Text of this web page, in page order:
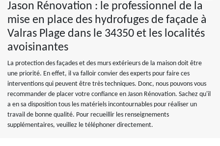
Jason Rénovation : le professionnel de la
mise en place des hydrofuges de façade à
Valras Plage dans le 34350 et les localités
avoisinantes
La protection des façades et des murs extérieurs de la maison doit être
une priorité. En effet, il va falloir convier des experts pour faire ces
interventions qui peuvent être très techniques. Donc, nous pouvons vous
recommander de placer votre confiance en Jason Rénovation. Sachez qu'il
a en sa disposition tous les matériels incontournables pour réaliser un
travail de bonne qualité. Pour recueillir les renseignements
supplémentaires, veuillez le téléphoner directement.